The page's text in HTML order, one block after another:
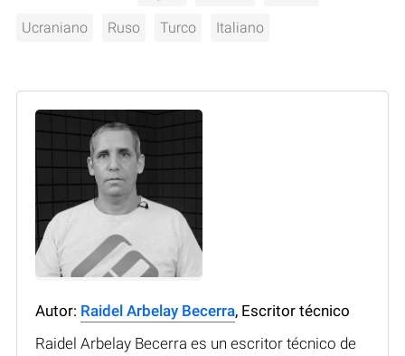
Ucraniano Ruso Turco Italiano
Autor: Raidel Arbelay Becerra, Escritor técnico
Raidel Arbelay Becerra es un escritor técnico de